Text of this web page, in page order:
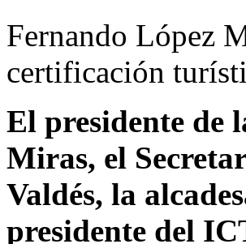
Fernando López
certificación
El presidente de
Miras, el
Valdés, la
presidente del